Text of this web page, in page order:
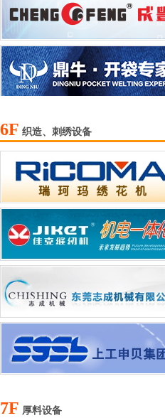
6F 织造、刺绣设备
7F 厚料设备